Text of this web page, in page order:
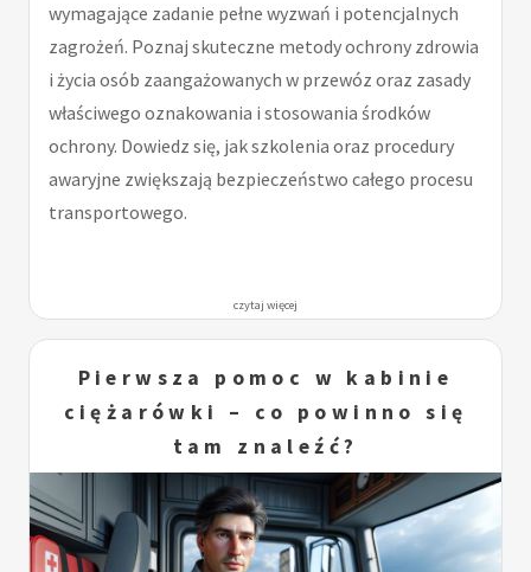
wymagające zadanie pełne wyzwań i potencjalnych
zagrożeń. Poznaj skuteczne metody ochrony zdrowia
i życia osób zaangażowanych w przewóz oraz zasady
właściwego oznakowania i stosowania środków
ochrony. Dowiedz się, jak szkolenia oraz procedury
awaryjne zwiększają bezpieczeństwo całego procesu
transportowego.
czytaj więcej
Pierwsza pomoc w kabinie
ciężarówki – co powinno się
tam znaleźć?